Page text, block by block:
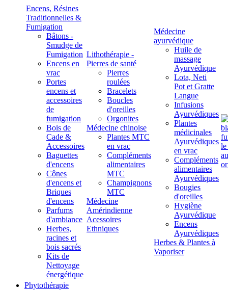
Encens, Résines
Traditionnelles &
Fumigation
Bâtons -
Smudge de
Fumigation
Encens en
vrac
Portes
encens et
accessoires
de
fumigation
Bois de
Cade &
Accessoires
Baguettes
d'encens
Cônes
d'encens et
Briques
d'encens
Parfums
d'ambiance
Herbes,
racines et
bois sacrés
Kits de
Nettoyage
énergétique
Lithothérapie -
Pierres de santé
Pierres
roulées
Bracelets
Boucles
d'oreilles
Orgonites
Médecine chinoise
Plantes MTC
en vrac
Compléments
alimentaires
MTC
Champignons
MTC
Médecine
Amérindienne
Acessoires
Ethniques
Médecine
ayurvédique
Huile de
massage
Ayurvédique
Lota, Neti
Pot et Gratte
Langue
Infusions
Ayurvédiques
Plantes
médicinales
Ayurvédiques
en vrac
Compléments
alimentaires
Ayurvédiques
Bougies
d'oreilles
Hygiène
Ayurvédique
Encens
Ayurvédiques
Herbes & Plantes à
Vaporiser
Phytothérapie